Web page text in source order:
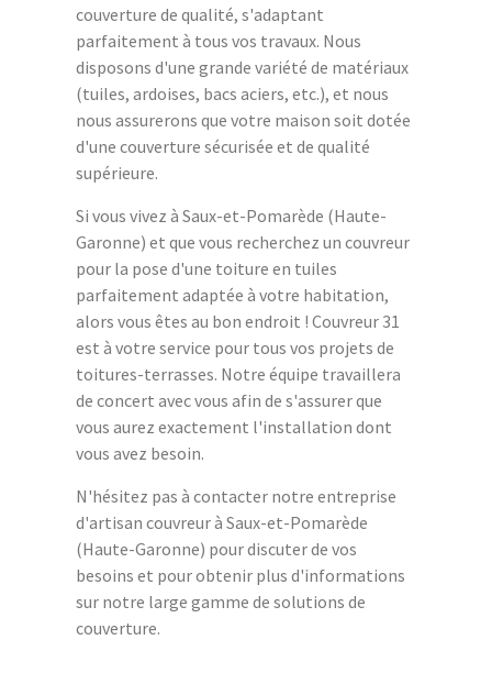
couverture de qualité, s'adaptant
parfaitement à tous vos travaux. Nous
disposons d'une grande variété de matériaux
(tuiles, ardoises, bacs aciers, etc.), et nous
nous assurerons que votre maison soit dotée
d'une couverture sécurisée et de qualité
supérieure.
Si vous vivez à Saux-et-Pomarède (Haute-
Garonne) et que vous recherchez un couvreur
pour la pose d'une toiture en tuiles
parfaitement adaptée à votre habitation,
alors vous êtes au bon endroit ! Couvreur 31
est à votre service pour tous vos projets de
toitures-terrasses. Notre équipe travaillera
de concert avec vous afin de s'assurer que
vous aurez exactement l'installation dont
vous avez besoin.
N'hésitez pas à contacter notre entreprise
d'artisan couvreur à Saux-et-Pomarède
(Haute-Garonne) pour discuter de vos
besoins et pour obtenir plus d'informations
sur notre large gamme de solutions de
couverture.